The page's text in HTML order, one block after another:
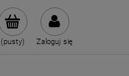
(pusty) Zaloguj się